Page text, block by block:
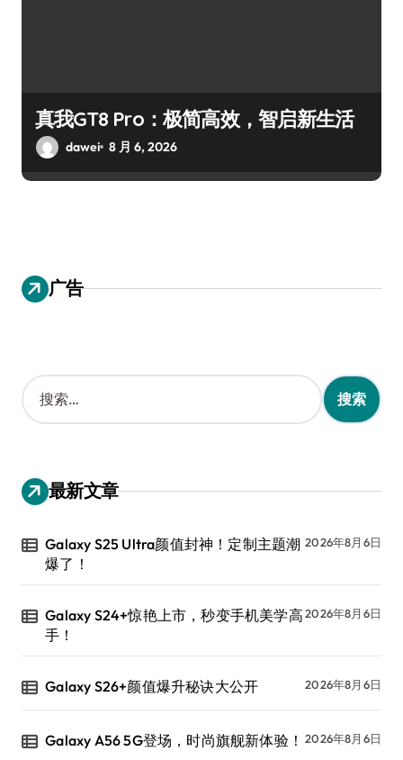
真我GT8 Pro：极简高效，智启新生活
dawei 8 月 6, 2026
广告
搜
索
：
最新文章
Galaxy S25 Ultra颜值封神！定制主题潮
爆了！
2026年8月6日
Galaxy S24+惊艳上市，秒变手机美学高
手！
2026年8月6日
Galaxy S26+颜值爆升秘诀大公开 2026年8月6日
Galaxy A56 5G登场，时尚旗舰新体验！ 2026年8月6日